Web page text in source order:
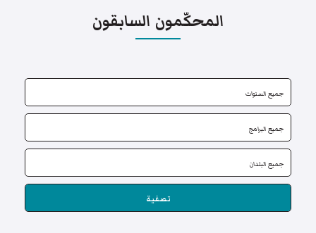
المحكّمون السابقون
تصفية